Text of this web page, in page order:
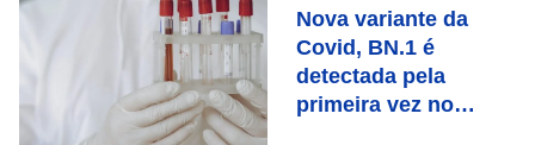
Nova variante da
Covid, BN.1 é
detectada pela
primeira vez no